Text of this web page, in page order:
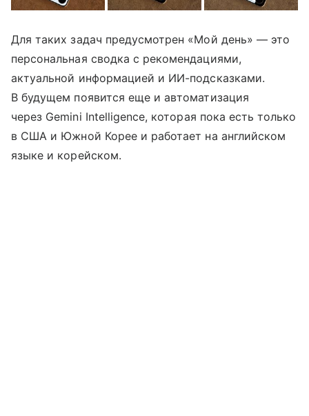
Для таких задач предусмотрен «Мой день» — это
персональная сводка с рекомендациями,
актуальной информацией и ИИ-подсказками.
В будущем появится еще и автоматизация
через Gemini Intelligence, которая пока есть только
в США и Южной Корее и работает на английском
языке и корейском.